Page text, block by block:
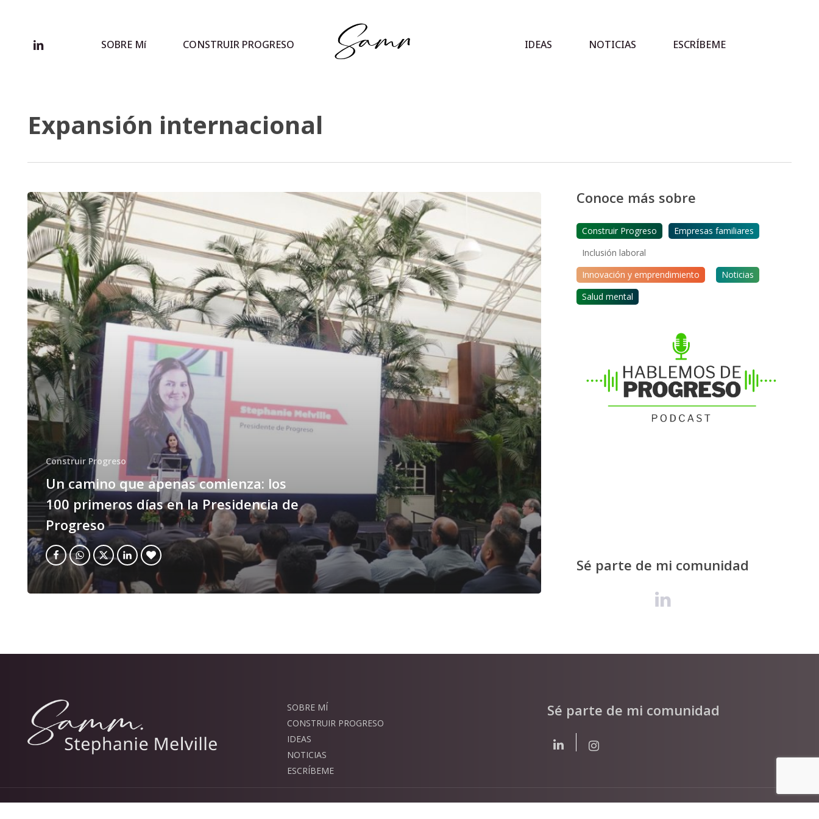
SOBRE Mí CONSTRUIR PROGRESO IDEAS NOTICIAS ESCRÍBEME
linkedin
Expansión internacional
Construir Progreso
Un camino que apenas comienza: los
100 primeros días en la Presidencia de
Progreso
Conoce más sobre
Construir Progreso
Empresas familiares
Inclusión laboral
Innovación y emprendimiento
Noticias
Salud mental
Sé parte de mi comunidad
SOBRE MÍ
CONSTRUIR PROGRESO
IDEAS
NOTICIAS
ESCRÍBEME
Sé parte de mi comunidad